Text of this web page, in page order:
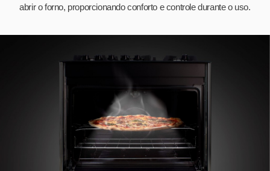
abrir o forno, proporcionando conforto e controle durante o uso.